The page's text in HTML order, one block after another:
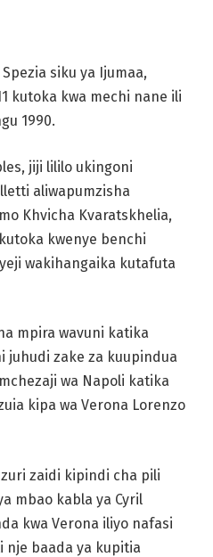
siku ya Ijumaa,
kutoka kwa mechi nane ili
1990.
jiji lililo ukingoni
aliwapumzisha
Khvicha Kvaratskhelia,
kwenye benchi
wakihangaika kutafuta
mpira wavuni katika
juhudi zake za kuupindua
wa Napoli katika
kipa wa Verona Lorenzo
zaidi kipindi cha pili
mbao kabla ya Cyril
kwa Verona iliyo nafasi
nje baada ya kupitia